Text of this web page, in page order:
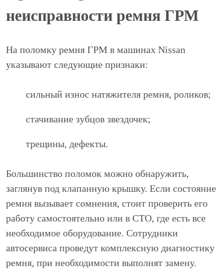
неисправности ремня ГРМ
На поломку ремня ГРМ в машинах Nissan
указывают следующие признаки:
сильный износ натяжителя ремня, роликов;
стачивание зубцов звездочек;
трещины, дефекты.
Большинство поломок можно обнаружить,
заглянув под клапанную крышку. Если состояние
ремня вызывает сомнения, стоит проверить его
работу самостоятельно или в СТО, где есть все
необходимое оборудование. Сотрудники
автосервиса проведут комплексную диагностику
ремня, при необходимости выполнят замену.